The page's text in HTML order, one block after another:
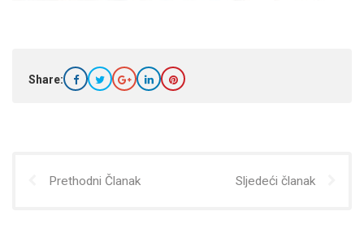
Share:
Prethodni Članak Sljedeći članak